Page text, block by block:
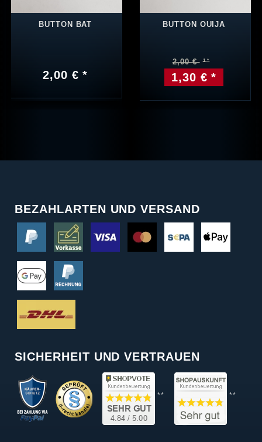
BUTTON BAT
2,00 € *
BUTTON OUIJA
2,00 €
1,30 € *
BEZAHLARTEN UND VERSAND
SICHERHEIT UND VERTRAUEN
** **